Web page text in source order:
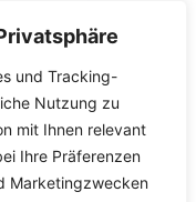
und Tracking-
Nutzung zu
mit Ihnen relevant
Ihre Präferenzen
Marketingzwecken